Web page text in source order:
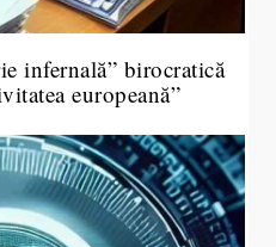
infernală” birocratică
europeană”